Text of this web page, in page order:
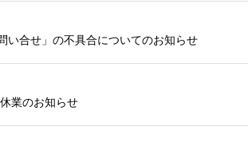
い合せ」の不具合についてのお知らせ
業のお知らせ